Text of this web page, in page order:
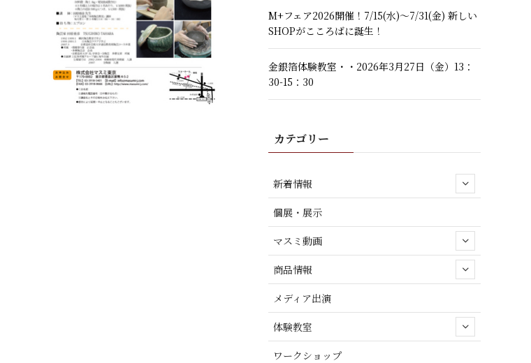
M+フェア2026開催！7/15(水)～7/31(金) 新しい
SHOPがこころばに誕生！
金銀箔体験教室・・2026年3月27日（金）13：
30-15：30
カテゴリー
新着情報
個展・展示
マスミ動画
商品情報
メディア出演
体験教室
ワークショップ